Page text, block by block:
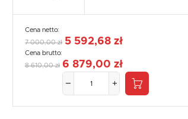
Cena netto:
7 000,00 zł 5 592,68 zł
Cena brutto:
8 610,00 zł 6 879,00 zł